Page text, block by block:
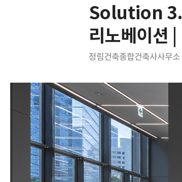
회원가입
Facebook 로그인
Twitter 로그인
Naver 로그인
SPACE 소개
Solution 3.
리노베이션
정림건축종합건축사사무